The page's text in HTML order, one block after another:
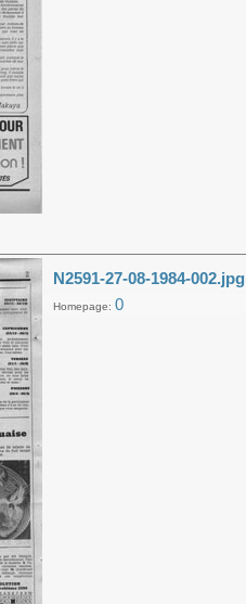
N2591-27-08-1984-002.jpg
Homepage: 0